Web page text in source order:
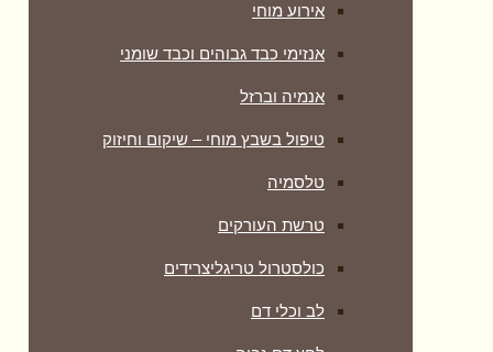
אירוע מוחי
אנזימי כבד גבוהים וכבד שומני
אנמיה וברזל
טיפול בשבץ מוחי – שיקום וחיזוק
טלסמיה
טרשת העורקים
כולסטרול טריגליצרידים
לב וכלי דם